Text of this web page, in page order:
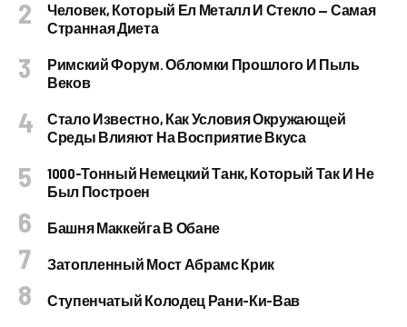
Человек, Который Ел Металл И Стекло — Самая
Странная Диета
Римский Форум. Обломки Прошлого И Пыль
Веков
Стало Известно, Как Условия Окружающей
Среды Влияют На Восприятие Вкуса
1000-Тонный Немецкий Танк, Который Так И Не
Был Построен
Башня Маккейга В Обане
Затопленный Мост Абрамс Крик
Ступенчатый Колодец Рани-Ки-Вав